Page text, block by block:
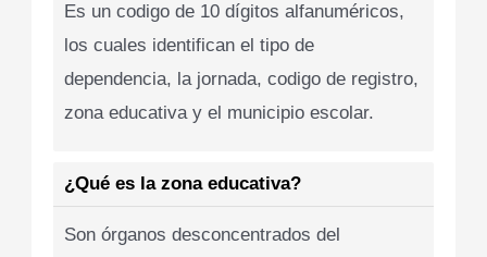
Es un codigo de 10 dígitos alfanuméricos,
los cuales identifican el tipo de
dependencia, la jornada, codigo de registro,
zona educativa y el municipio escolar.
¿Qué es la zona educativa?
Son órganos desconcentrados del